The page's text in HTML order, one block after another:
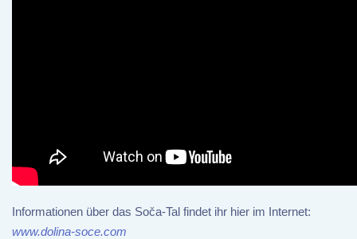
Informationen über das Soča-Tal findet ihr hier im Internet:
www.dolina-soce.com